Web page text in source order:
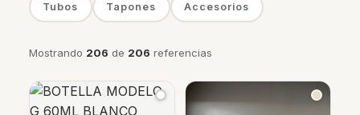
Tubos Tapones Accesorios
Mostrando 206 de 206 referencias